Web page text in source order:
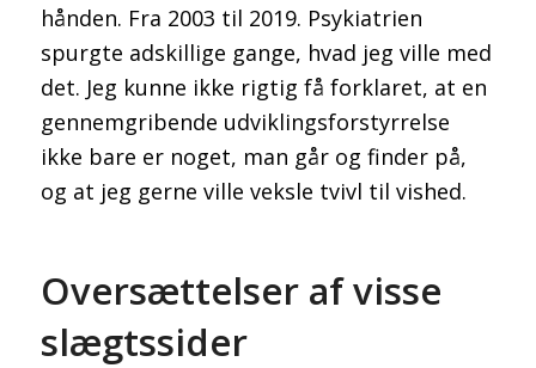
hånden. Fra 2003 til 2019. Psykiatrien
spurgte adskillige gange, hvad jeg ville med
det. Jeg kunne ikke rigtig få forklaret, at en
gennemgribende udviklingsforstyrrelse
ikke bare er noget, man går og finder på,
og at jeg gerne ville veksle tvivl til vished.
Oversættelser af visse
slægtssider